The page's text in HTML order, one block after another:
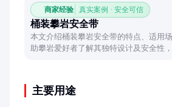
商家经验 真实案例 · 安全可信
桶装攀岩安全带
本文介绍桶装攀岩安全带的特点、适用
助攀岩爱好者了解其独特设计及安全性
主要用途